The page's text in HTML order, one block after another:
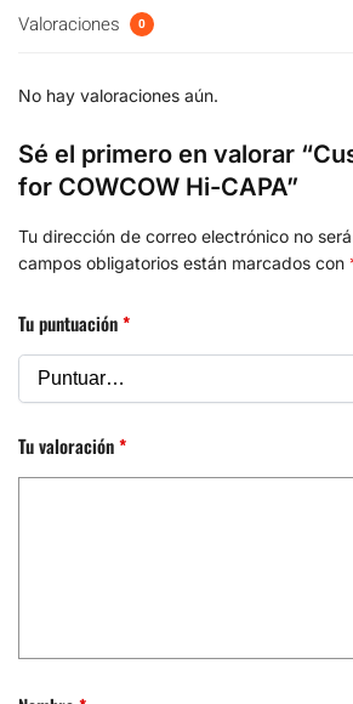
Valoraciones 0
No hay valoraciones aún.
Sé el primero en valorar
for COWCOW Hi-CAPA”
Tu dirección de correo electrónico no
campos obligatorios están marcados con
Tu puntuación*
Tu valoración*